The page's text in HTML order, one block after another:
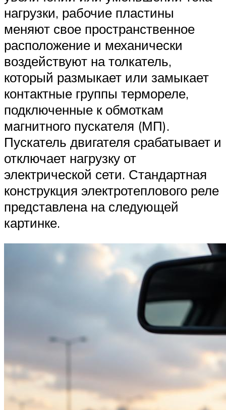
нагрузки, рабочие пластины
меняют свое пространственное
расположение и механически
воздействуют на толкатель,
который размыкает или замыкает
контактные группы термореле,
подключенные к обмоткам
магнитного пускателя (МП).
Пускатель двигателя срабатывает и
отключает нагрузку от
электрической сети. Стандартная
конструкция электротеплового реле
представлена на следующей
картинке.